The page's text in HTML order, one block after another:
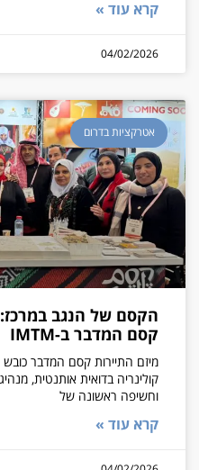
קרא עוד »
04/02/2026
אטרקציות בדרום
הקסם של הנגב
קסם המדבר ב-IMTM
קולינריה בדואית אותנטית,
וחשיפה ראשונה של
קרא עוד »